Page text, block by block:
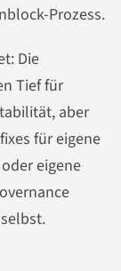
Prozess.
Die
Tief für
aber
für eigene
eigene